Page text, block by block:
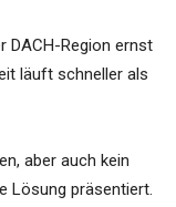
DACH-Region ernst
läuft schneller als
aber auch kein
Lösung präsentiert.